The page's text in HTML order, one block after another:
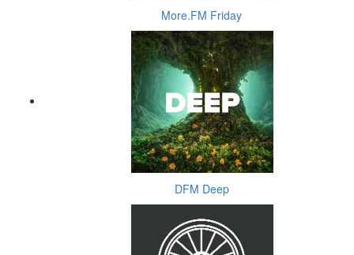
More.FM Friday
DFM Deep